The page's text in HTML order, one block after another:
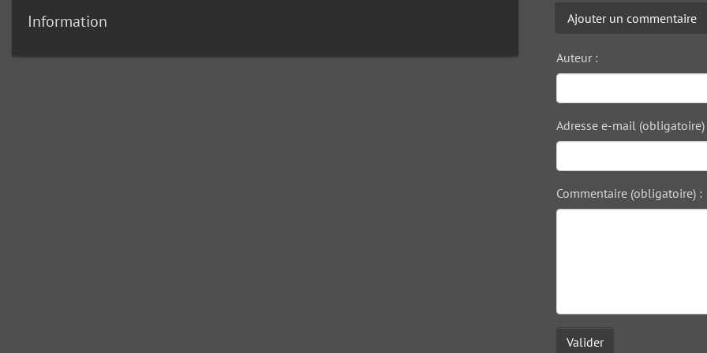
Information Ajouter un commentaire
Auteur :
Adresse e-mail (obligatoire)
Commentaire (obligatoire) :
Valider